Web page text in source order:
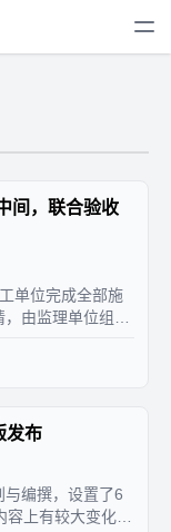
间，联合验收
单位完成全部施
由监理单位组织
保工程满足设计
发布
与编撰，设置了6
上有较大变化，